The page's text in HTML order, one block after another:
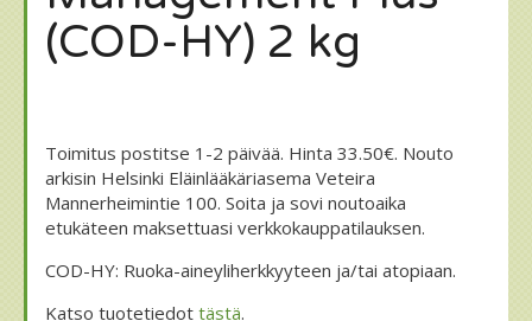
(COD-HY) 2 kg
Toimitus postitse 1-2 päivää. Hinta 33.50€. Nouto
arkisin Helsinki Eläinlääkäriasema Veteira
Mannerheimintie 100. Soita ja sovi noutoaika
etukäteen maksettuasi verkkokauppatilauksen.
COD-HY: Ruoka-aineyliherkkyyteen ja/tai atopiaan.
Katso tuotetiedot tästä.